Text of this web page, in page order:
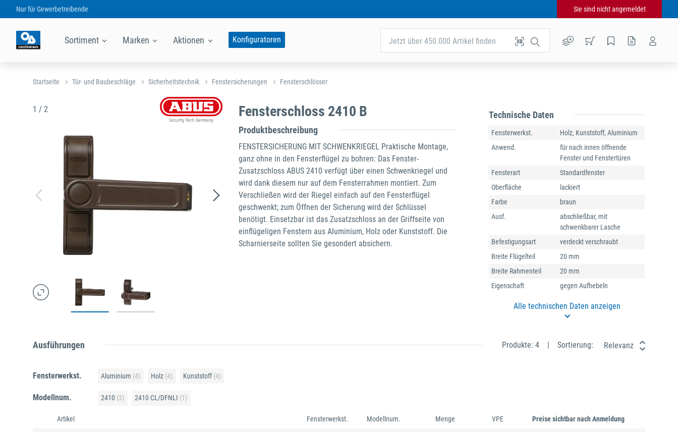
Nur fürGewerbetreibende Sie sind nicht angemeldet
Sortiment Marken Aktionen Konfiguratoren Jetzt über 450.000 Artikel finden
Startseite Tür- und Baubeschläge Sicherheitstechnik Fenstersicherungen Fensterschlösser
1 / 2 Fensterschloss 2410 B
Produktbeschreibung
FENSTERSICHERUNG MIT SCHWENKRIEGEL Praktische Montage,
ganz ohne in den Fensterflügel zu bohren: Das Fenster-
Zusatzschloss ABUS 2410 verfügt über einen Schwenkriegel und
wird dank diesem nur auf dem Fensterrahmen montiert. Zum
Verschließen wird der Riegel einfach auf den Fensterflügel
geschwenkt; zum Öffnen der Sicherung wird der Schlüssel
benötigt. Einsetzbar ist das Zusatzschloss an der Griffseite von
einflügeligen Fenstern aus Aluminium, Holz oder Kunststoff. Die
Scharnierseite sollten Sie gesondert absichern.
Technische Daten
Fensterwerkst.
Holz, Kunststoff, Aluminium
Anwend.
für nach innen öffnende
Fenster und Fenstertüren
Fensterart
Standardfenster
Oberfläche
lackiert
Farbe
braun
Ausf.
abschließbar, mit
schwenkbarer Lasche
Befestigungsart
verdeckt verschraubt
Breite Flügelteil
20 mm
Breite Rahmenteil
20 mm
Eigenschaft
gegen Aufhebeln
Alle technischen Daten anzeigen
Ausführungen Produkte: 4 Sortierung: Relevanz
Fensterwerkst. Aluminium (4) Holz (4) Kunststoff(4)
Modellnum. 2410 (3) 2410 CL/DFNLI (1)
Artikel Fensterwerkst. Modellnum. Menge VPE Preise sichtbar nach Anmeldung